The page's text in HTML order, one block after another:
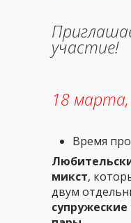
участие!
18
Время
микст,
двум